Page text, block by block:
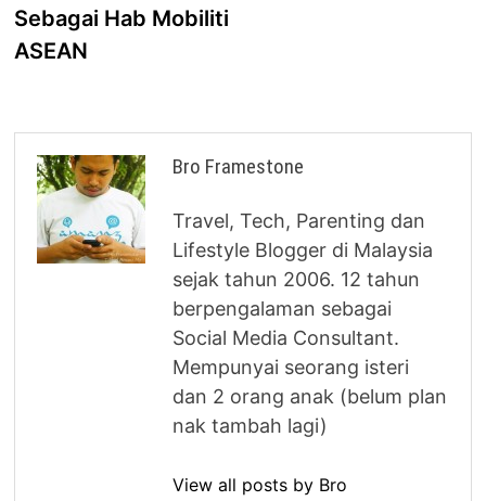
Sebagai Hab Mobiliti
ASEAN
Bro Framestone
Travel, Tech, Parenting dan
Lifestyle Blogger di Malaysia
sejak tahun 2006. 12 tahun
berpengalaman sebagai
Social Media Consultant.
Mempunyai seorang isteri
dan 2 orang anak (belum plan
nak tambah lagi)
View all posts by Bro